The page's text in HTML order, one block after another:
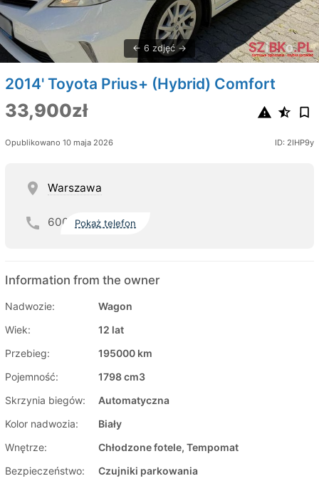
6 zdjęć
2014' Toyota Prius+ (Hybrid) Comfort
33,900zł
Opublikowano 10 maja 2026 ID: 2IHP9y
Warszawa
600 Pokaż telefon
Information from the owner
Nadwozie:
Wagon
Wiek:
12 lat
Przebieg:
195000 km
Pojemność:
1798 cm3
Skrzynia biegów:
Automatyczna
Kolor nadwozia:
Biały
Wnętrze:
Chłodzone fotele, Tempomat
Bezpieczeństwo:
Czujniki parkowania